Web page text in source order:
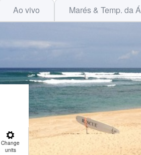
Ao vivo Marés & Temp. da
Previsão de curto prazo
principalmente seco. Warm (máx.
25°C na Qui à noite). o vento será
Change
units
Sexta-feira
manhã